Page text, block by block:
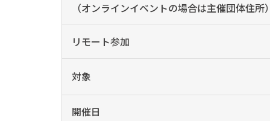
（オンラインイベントの場合は主催団体住所
リモート参加
対象
開催日